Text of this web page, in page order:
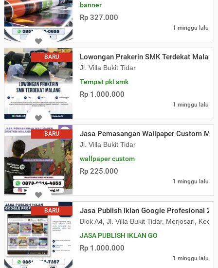
banner
Rp 327.000
1 minggu lalu
BARU Lowongan Prakerin SMK Terdekat Malang
Jl. Villa Bukit Tidar
Tempat pkl smk
Rp 1.000.000
1 minggu lalu
BARU Jasa Pemasangan Wallpaper Custom
Jl. Villa Bukit Tidar
wallpaper custom
Rp 225.000
1 minggu lalu
BARU Jasa Publish Iklan Google Profesional
Blok A4, Jl. Villa Bukit Tidar, Merjosari, Kec.
JASA PUBLISH IKLAN GO
Rp 1.000.000
1 minggu lalu